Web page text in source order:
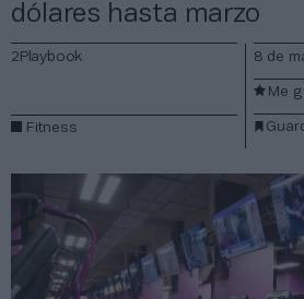
dólares hasta marzo
2Playbook
Fitness
8 de
Me